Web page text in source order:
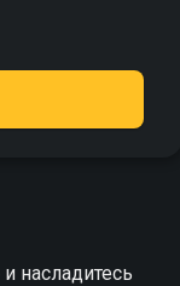
насладитесь